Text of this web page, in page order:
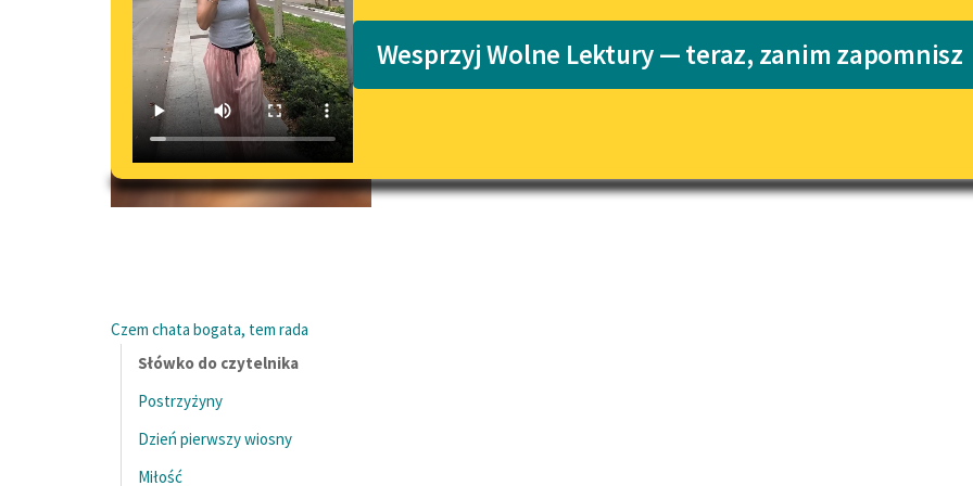
Lektury szkolne i klasyka
literatury do słuchania dla
E-kolekcja lektur szkolnych i
literatury do słuchania dla
Katalog
Katalog w
Wesprzyj Wolne Lektury — teraz, zanim zapomnisz
Czem chata bogata, tem rada
Słówko do czytelnika
Postrzyżyny
Dzień pierwszy wiosny
Miłość